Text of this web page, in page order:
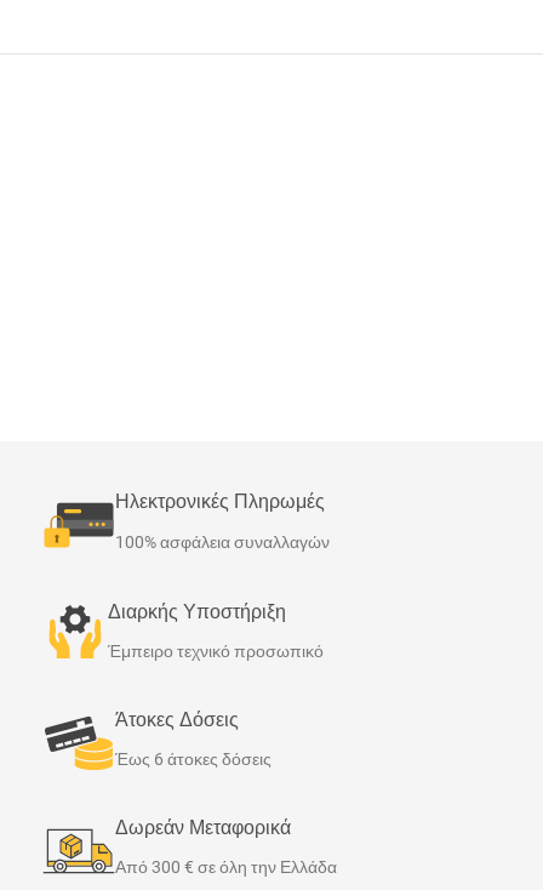
Ηλεκτρονικές Πληρωμές
100% ασφάλεια συναλλαγών
Διαρκής Υποστήριξη
Έμπειρο τεχνικό προσωπικό
Άτοκες Δόσεις
Έως 6 άτοκες δόσεις
Δωρεάν Μεταφορικά
Από 300 € σε όλη την Ελλάδα